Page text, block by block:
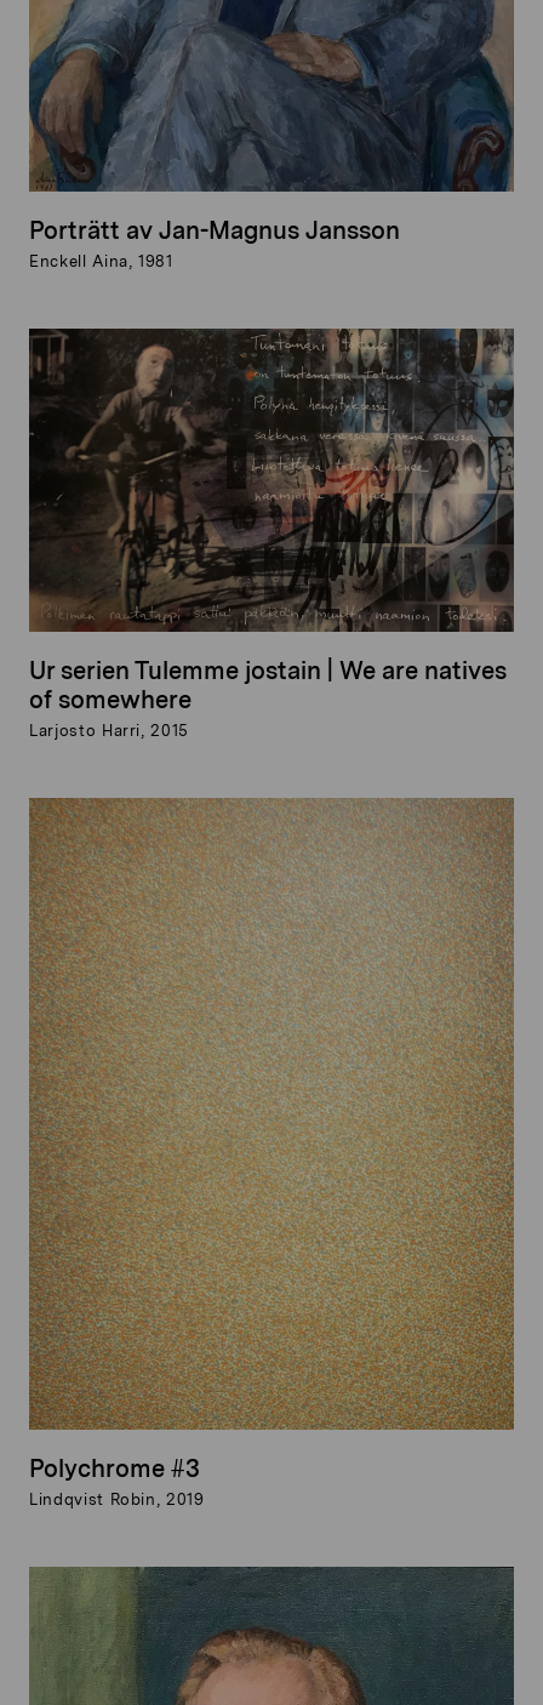
Porträtt av Jan-Magnus Jansson
Enckell Aina, 1981
Ur serien Tulemme jostain | We are natives
of somewhere
Larjosto Harri, 2015
Polychrome #3
Lindqvist Robin, 2019